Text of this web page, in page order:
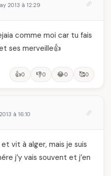
2013 à 12:29
comme moi car tu fais
ses merveille👍
👍0 👎0 😂0 🥰0
à 16:10
vit à alger, mais je suis
j’y vais souvent et j’en